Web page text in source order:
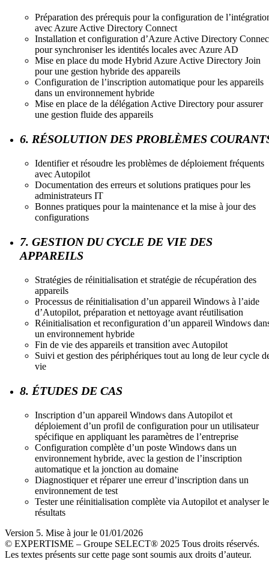
Préparation des prérequis pour la configuration de
avec Azure Active Directory Connect
Installation et configuration d’Azure Active Directory
pour synchroniser les identités locales avec Azure AD
Mise en place du mode Hybrid Azure Active Directory Join
pour une gestion hybride des appareils
Configuration de l’inscription automatique pour les appareils
dans un environnement hybride
Mise en place de la délégation Active Directory pour assurer
une gestion fluide des appareils
6. RÉSOLUTION DES PROBLÈMES
Identifier et résoudre les problèmes de déploiement fréquents
avec Autopilot
Documentation des erreurs et solutions pratiques pour les
administrateurs IT
Bonnes pratiques pour la maintenance et la mise à jour des
configurations
7. GESTION DU CYCLE DE VIE DES
APPAREILS
Stratégies de réinitialisation et stratégie de récupération des
appareils
Processus de réinitialisation d’un appareil Windows à l’aide
d’Autopilot, préparation et nettoyage avant réutilisation
Réinitialisation et reconfiguration d’un appareil Windows
un environnement hybride
Fin de vie des appareils et transition avec Autopilot
Suivi et gestion des périphériques tout au long de leur cycle
vie
8. ÉTUDES DE CAS
Inscription d’un appareil Windows dans Autopilot et
déploiement d’un profil de configuration pour un utilisateur
spécifique en appliquant les paramètres de l’entreprise
Configuration complète d’un poste Windows dans un
environnement hybride, avec la gestion de l’inscription
automatique et la jonction au domaine
Diagnostiquer et réparer une erreur d’inscription dans un
environnement de test
Tester une réinitialisation complète via Autopilot et analyser
résultats
Version 5. Mise à jour le 01/01/2026
© EXPERTISME – Groupe SELECT® 2025 Tous droits réservés.
Les textes présents sur cette page sont soumis aux droits d’auteur.